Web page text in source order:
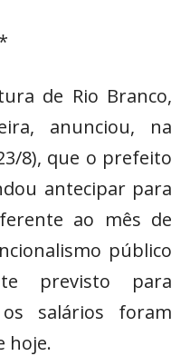
de Rio Branco,
anunciou, na
8), que o prefeito
antecipar para
ao mês de
público
previsto para
os salários foram
hoje.